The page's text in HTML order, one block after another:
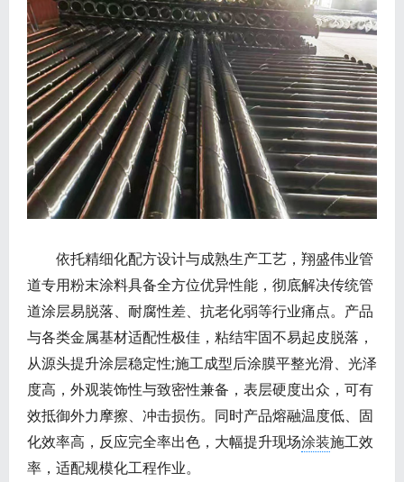
依托精细化配方设计与成熟生产工艺，翔盛伟业管
道专用粉末涂料具备全方位优异性能，彻底解决传统管
道涂层易脱落、耐腐性差、抗老化弱等行业痛点。产品
与各类金属基材适配性极佳，粘结牢固不易起皮脱落，
从源头提升涂层稳定性;施工成型后涂膜平整光滑、光泽
度高，外观装饰性与致密性兼备，表层硬度出众，可有
效抵御外力摩擦、冲击损伤。同时产品熔融温度低、固
化效率高，反应完全率出色，大幅提升现场涂装施工效
率，适配规模化工程作业。